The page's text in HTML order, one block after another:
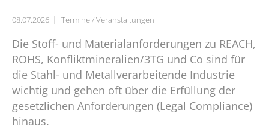
08.07.2026 Termine / Veranstaltungen
Die Stoff- und Materialanforderungen zu REACH,
ROHS, Konfliktmineralien/3TG und Co sind für
die Stahl- und Metallverarbeitende Industrie
wichtig und gehen oft über die Erfüllung der
gesetzlichen Anforderungen (Legal Compliance)
hinaus.